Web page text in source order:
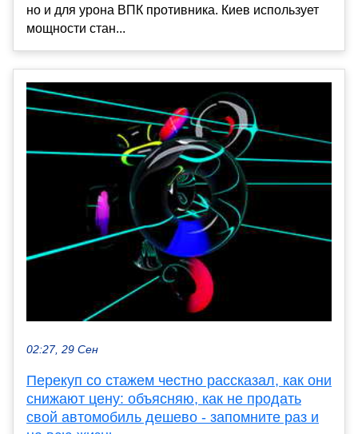
но и для урона ВПК противника. Киев использует
мощности стан...
02:27, 29 Сен
Перекуп со стажем честно рассказал, как они
снижают цену: объясняю, как не продать
свой автомобиль дешево - запомните раз и